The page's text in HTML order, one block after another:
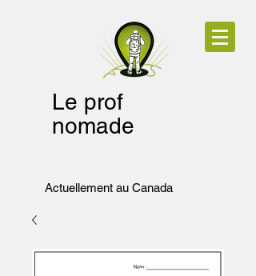
Le prof
nomade
Actuellement au Canada